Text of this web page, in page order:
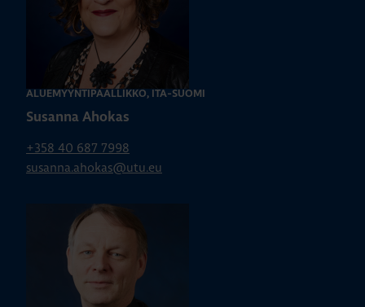
ALUEMYYNTIPÄÄLLIKKÖ, ITÄ-SUOMI
Susanna Ahokas
+358 40 687 7998
susanna.ahokas@utu.eu